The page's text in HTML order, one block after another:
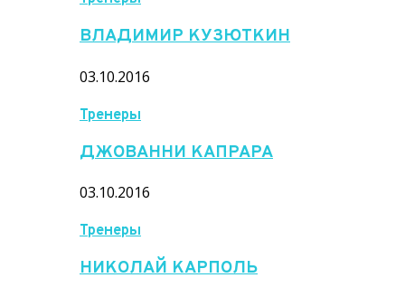
ВЛАДИМИР КУЗЮТКИН
03.10.2016
Тренеры
ДЖОВАННИ КАПРАРА
03.10.2016
Тренеры
НИКОЛАЙ КАРПОЛЬ